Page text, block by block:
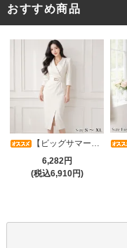
おすすめ商品
【ビッグサマーセール対象品】アシメカシュクール7分袖ワンピース(キャバドレス・CABARETDRESS)
6,282円
(税込6,910円)